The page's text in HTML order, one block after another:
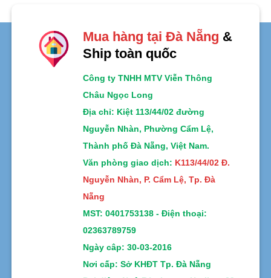
Mua hàng tại Đà Nẵng &
Ship toàn quốc
Công ty TNHH MTV Viễn Thông
Châu Ngọc Long
Địa chỉ: Kiệt 113/44/02 đường
Nguyễn Nhàn, Phường Cẩm Lệ,
Thành phố Đà Nẵng, Việt Nam.
Văn phòng giao dịch: K113/44/02 Đ.
Nguyễn Nhàn, P. Cẩm Lệ, Tp. Đà
Nẵng
MST: 0401753138 - Điện thoại:
02363789759
Ngày câp: 30-03-2016
Nơi cấp: Sở KHĐT Tp. Đà Nẵng